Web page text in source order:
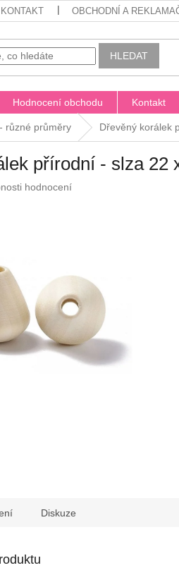
KONTAKT OBCHODNÍ A
HLEDAT
Hodnocení obchodu Kontakt
různé průměry Dřevěný korálek
přírodní - slza 22
hodnocení
Diskuze